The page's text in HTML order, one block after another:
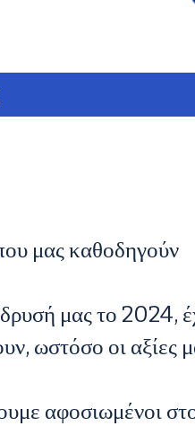
μας καθοδηγούν
μας το 2024,
ωστόσο οι αξίες
αφοσιωμένοι